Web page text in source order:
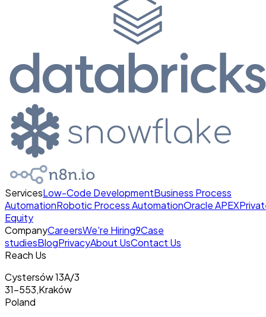
ServicesLow-Code DevelopmentBusiness Process
AutomationRobotic Process AutomationOracle APEX
Equity
CompanyCareersWe're Hiring9Case
studiesBlogPrivacyAbout UsContact Us
Reach Us
Cystersów 13A/3
31-553,Kraków
Poland